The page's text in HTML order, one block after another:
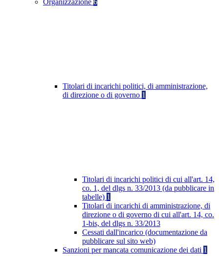
Organizzazione 6
Titolari di incarichi politici, di amministrazione,
di direzione o di governo 1
Titolari di incarichi politici di cui all'art. 14,
co. 1, del dlgs n. 33/2013 (da pubblicare in
tabelle) 1
Titolari di incarichi di amministrazione, di
direzione o di governo di cui all'art. 14, co.
1-bis, del dlgs n. 33/2013
Cessati dall'incarico (documentazione da
pubblicare sul sito web)
Sanzioni per mancata comunicazione dei dati 1